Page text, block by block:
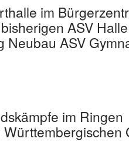
im
ASV Halle
Neubau ASV
im Ringen